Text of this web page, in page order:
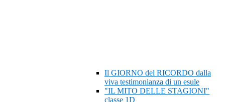
Il GIORNO del RICORDO dalla
viva testimonianza di un esule
"IL MITO DELLE STAGIONI"
classe 1D